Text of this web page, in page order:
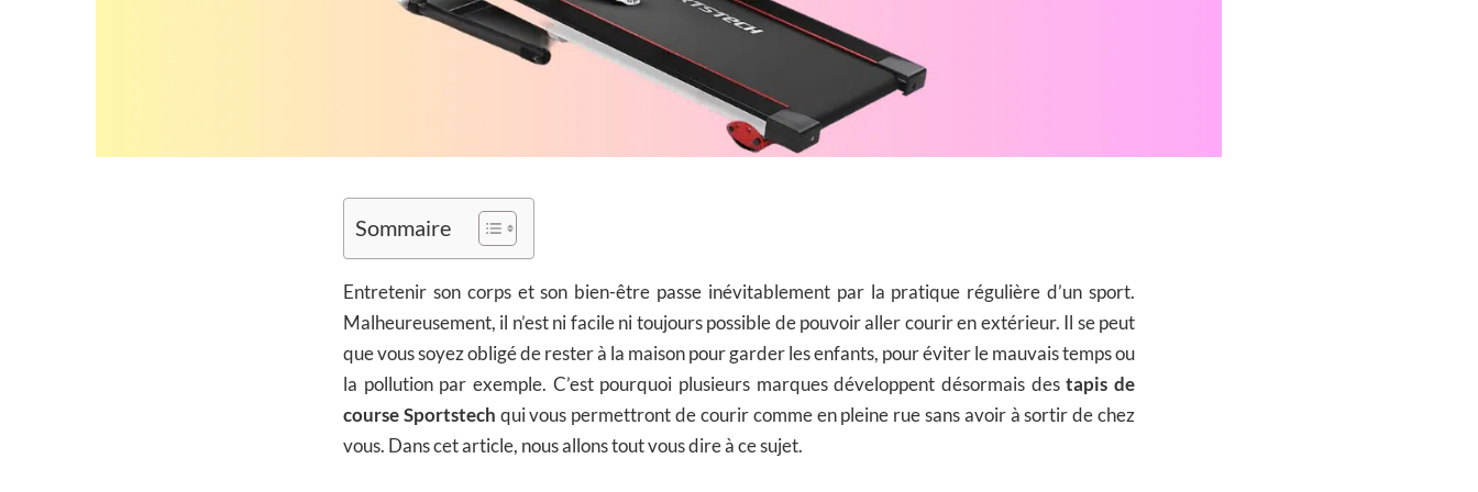
Sommaire
Entretenir son corps et son bien-être passe inévitablement par la pratique régulière d’un sport.
Malheureusement, il n’est ni facile ni toujours possible de pouvoir aller courir en extérieur. Il se peut
que vous soyez obligé de rester à la maison pour garder les enfants, pour éviter le mauvais temps ou
la pollution par exemple. C’est pourquoi plusieurs marques développent désormais destapis de
course Sportstech qui vous permettront de courir comme en pleine rue sans avoir à sortir de chez
vous. Dans cet article, nous allons tout vous dire à ce sujet.